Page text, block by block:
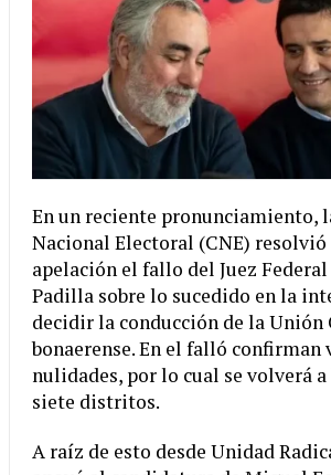
En un reciente pronunciamiento,
Nacional Electoral (CNE) resolvió
apelación el fallo del Juez
Padilla sobre lo sucedido en la
decidir la conducción de la Unión
bonaerense. En el falló confirman
nulidades, por lo cual se volverá
siete distritos.
A raíz de esto desde Unidad